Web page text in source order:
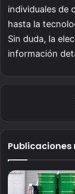
individuales de
hasta la
Sin duda, la
información